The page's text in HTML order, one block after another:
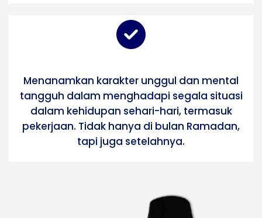
Menanamkan karakter unggul dan mental
tangguh dalam menghadapi segala situasi
dalam kehidupan sehari-hari, termasuk
pekerjaan. Tidak hanya di bulan Ramadan,
tapi juga setelahnya.